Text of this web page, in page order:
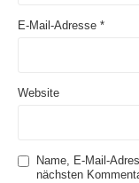
E-Mail-Adresse *
Website
Name, E-Mail-
nächsten